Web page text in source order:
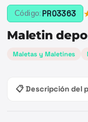
Código: PRO3363
Maletin
Maletas y Maletines
📋 Descripción del